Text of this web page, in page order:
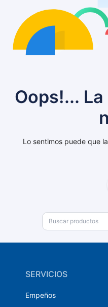
Oops!...
Lo sentimos puede que
SERVICIOS
Empeños